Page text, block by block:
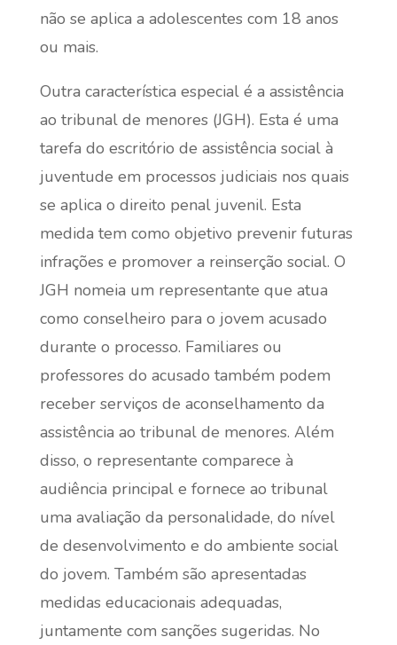
não se aplica a adolescentes com 18 anos
ou mais.
Outra característica especial é a assistência
ao tribunal de menores (JGH). Esta é uma
tarefa do escritório de assistência social à
juventude em processos judiciais nos quais
se aplica o direito penal juvenil. Esta
medida tem como objetivo prevenir futuras
infrações e promover a reinserção social. O
JGH nomeia um representante que atua
como conselheiro para o jovem acusado
durante o processo. Familiares ou
professores do acusado também podem
receber serviços de aconselhamento da
assistência ao tribunal de menores. Além
disso, o representante comparece à
audiência principal e fornece ao tribunal
uma avaliação da personalidade, do nível
de desenvolvimento e do ambiente social
do jovem. Também são apresentadas
medidas educacionais adequadas,
juntamente com sanções sugeridas. No